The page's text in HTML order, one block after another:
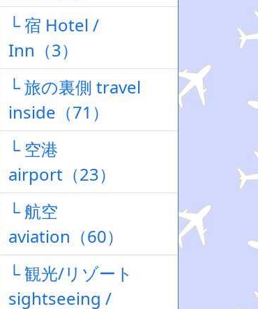
└ 宿 Hotel /
Inn（3）
└ 旅の裏側 travel
inside（71）
└ 空港
airport（23）
└ 航空
aviation（60）
└ 観光/リゾート
sightseeing /